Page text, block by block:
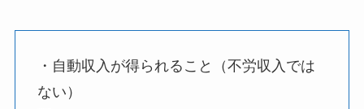
・自動収入が得られること（不労収入では
ない）